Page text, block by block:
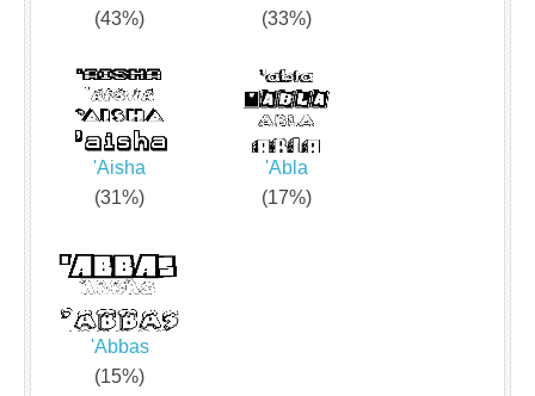
(43%)
(33%)
'Aisha
(31%)
'Abla
(17%)
'Abbas
(15%)